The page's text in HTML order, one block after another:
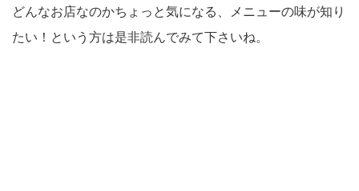
どんなお店なのかちょっと気になる、メニューの味が知り
たい！という方は是非読んでみて下さいね。